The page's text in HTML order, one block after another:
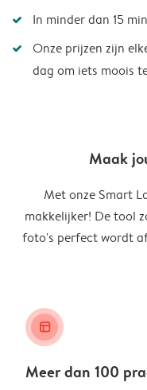
In minder dan 15
Onze prijzen zijn
dag om iets moois
Maak
Met onze Smart
makkelijker! De tool
foto's perfect wordt
layout_alt
Meer dan 100